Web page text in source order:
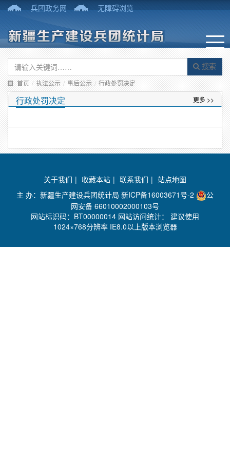
兵团政务网 无障碍浏览
搜索
首页 / 执法公示 / 事后公示 / 行政处罚决定
行政处罚决定 更多 >>
关于我们 | 收藏本站 | 联系我们 | 站点地图
主 办：新疆生产建设兵团统计局 新ICP备16003671号-2
公
网安备 66010002000103号
网站标识码：BT00000014 网站访问统计： 建议使用
1024×768分辨率 IE8.0以上版本浏览器